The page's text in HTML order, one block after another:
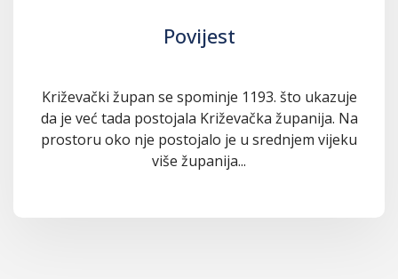
Povijest
Križevački župan se spominje 1193. što ukazuje
da je već tada postojala Križevačka županija. Na
prostoru oko nje postojalo je u srednjem vijeku
više županija...